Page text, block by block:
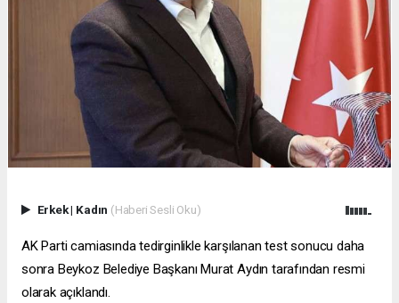
Erkek| Kadın (Haberi Sesli Oku)
AK Parti camiasında tedirginlikle karşılanan test sonucu daha
sonra Beykoz Belediye Başkanı Murat Aydın tarafından resmi
olarak açıklandı.